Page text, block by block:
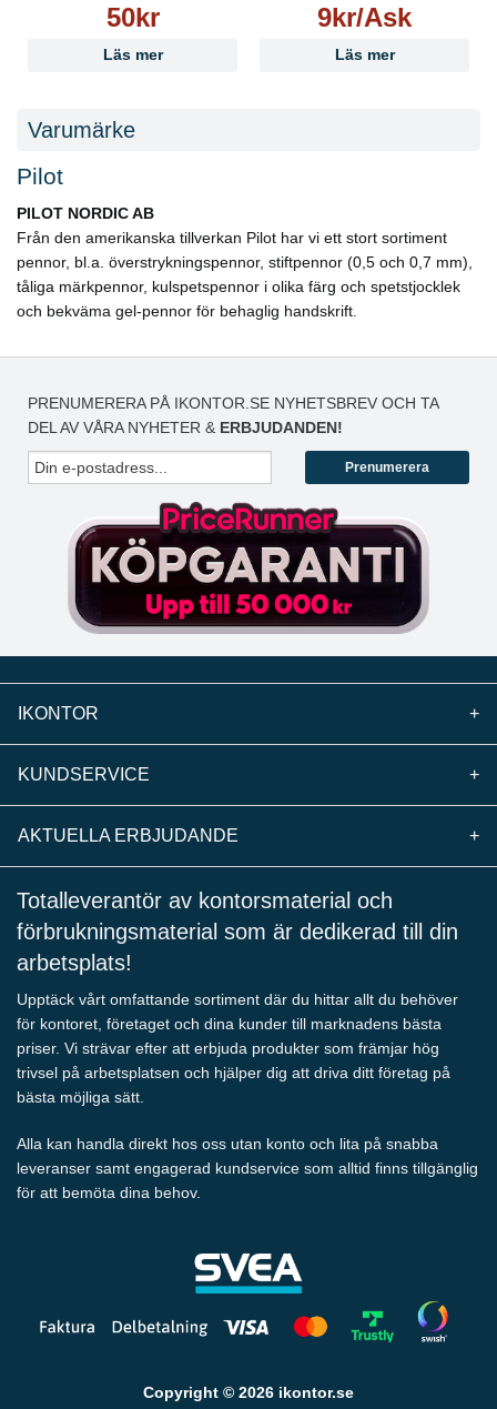
50kr
Läs mer
9kr/Ask
Läs mer
Varumärke
Pilot
PILOT NORDIC AB
Från den amerikanska tillverkan Pilot har vi ett stort sortiment
pennor, bl.a. överstrykningspennor, stiftpennor (0,5 och 0,7 mm),
tåliga märkpennor, kulspetspennor i olika färg och spetstjocklek
och bekväma gel-pennor för behaglig handskrift.
PRENUMERERA PÅ IKONTOR.SE NYHETSBREV OCH TA
DEL AV VÅRA NYHETER & ERBJUDANDEN!
Prenumerera
IKONTOR +
KUNDSERVICE +
AKTUELLA ERBJUDANDE +
Totalleverantör av kontorsmaterial och
förbrukningsmaterial som är dedikerad till din
arbetsplats!
Upptäck vårt omfattande sortiment där du hittar allt du behöver
för kontoret, företaget och dina kunder till marknadens bästa
priser. Vi strävar efter att erbjuda produkter som främjar hög
trivsel på arbetsplatsen och hjälper dig att driva ditt företag på
bästa möjliga sätt.
Alla kan handla direkt hos oss utan konto och lita på snabba
leveranser samt engagerad kundservice som alltid finns tillgänglig
för att bemöta dina behov.
Copyright © 2026 ikontor.se